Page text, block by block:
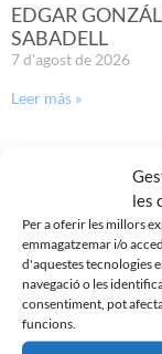
les
Per a oferir les millors
emmagatzemar i/o
d'aquestes tecnologies
navegació o les
consentiment, pot
funcions.
EDGAR
SABADELL
7 d'agost de 2026
Leer más »